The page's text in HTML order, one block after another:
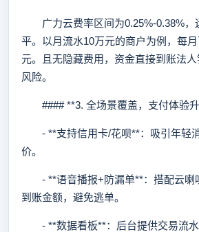
广力云费率区间为0.25%-0.38%，
平。以月流水10万元的商户为例，每
元。且无隐藏费用，资金直接到账法人
风险。
#### **3. 全场景覆盖，支付体验
- **支持信用卡/花呗**：吸引年轻
价。
- **语音播报+防漏单**：搭配云喇
到账金额，避免逃单。
- **数据看板**：后台提供交易流水